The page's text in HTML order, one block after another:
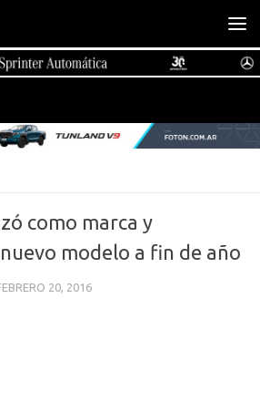
como marca y
modelo a fin de año
20, 2016